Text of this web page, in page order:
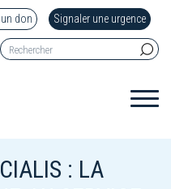
don Signaler une urgence
: LA